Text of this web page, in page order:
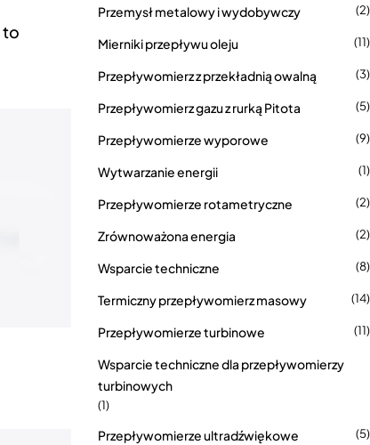
to
Przemysł metalowy i wydobywczy (2)
Mierniki przepływu oleju (11)
Przepływomierz z przekładnią owalną (3)
Przepływomierz gazu z rurką Pitota (5)
Przepływomierze wyporowe (9)
Wytwarzanie energii (1)
Przepływomierze rotametryczne (2)
Zrównoważona energia (2)
Wsparcie techniczne (8)
Termiczny przepływomierz masowy (14)
Przepływomierze turbinowe (11)
Wsparcie techniczne dla przepływomierzy
turbinowych
(1)
Przepływomierze ultradźwiękowe (5)